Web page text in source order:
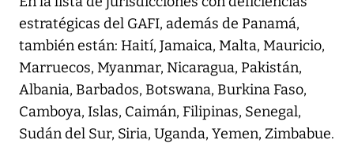
estratégicas del GAFI, además de Panamá,
también están: Haití, Jamaica, Malta, Mauricio,
Marruecos, Myanmar, Nicaragua, Pakistán,
Albania, Barbados, Botswana, Burkina Faso,
Camboya, Islas, Caimán, Filipinas, Senegal,
Sudán del Sur, Siria, Uganda, Yemen, Zimbabue.